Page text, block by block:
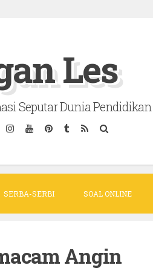
Les
Seputar Dunia Pendidikan
SERBA-SERBI SOAL ONLINE
Angin